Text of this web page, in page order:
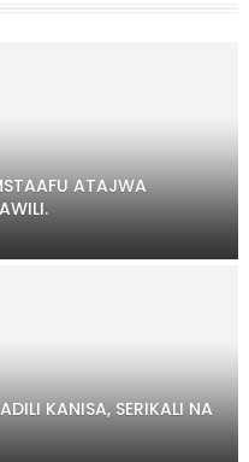
ATAJWA
KANISA, SERIKALI NA